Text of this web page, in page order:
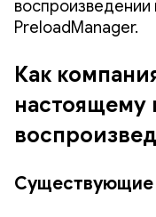
PreloadManager.
Как
настоящему
Существующие